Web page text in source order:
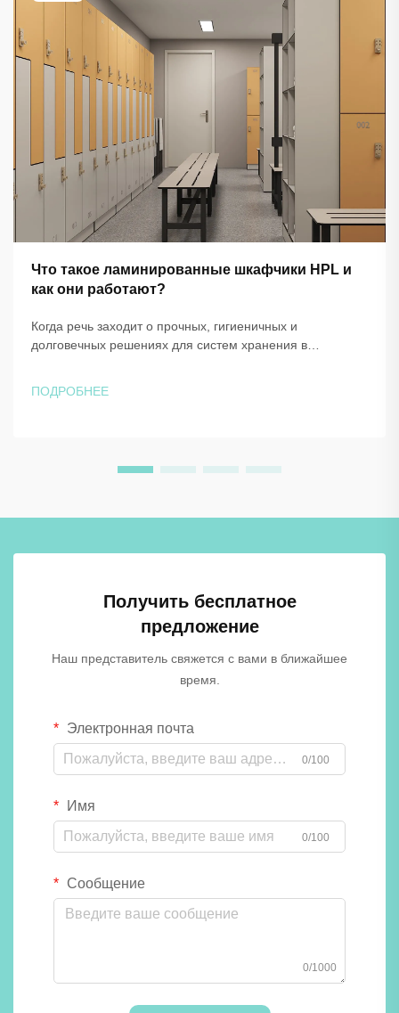
Что такое ламинированные шкафчики HPL и
как они работают?
Когда речь заходит о прочных, гигиеничных и
долговечных решениях для систем хранения в
древесностружечных плит) стали одним из самых
ПОДРОБНЕЕ
Получить бесплатное
предложение
Наш представитель свяжется с вами в ближайшее
время.
Электронная почта
0/100
Имя
0/100
Сообщение
0/1000